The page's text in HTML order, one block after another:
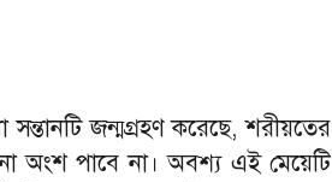
সন্তানটি জন্মগ্রহণ করেছে,শরীয়তের
অংশ পাবে না। অবশ্য এই মেয়েটি